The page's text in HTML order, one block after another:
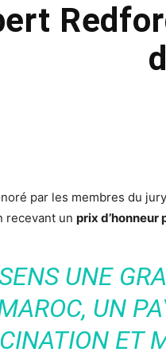
par les membres du
recevant un prix d’honneur
UNE
UN
ET